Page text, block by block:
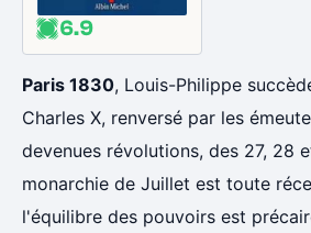
6.9
Paris 1830, Louis-Philippe
Charles X, renversé par les
devenues révolutions, des 27, 28
monarchie de Juillet est toute
l'équilibre des pouvoirs est